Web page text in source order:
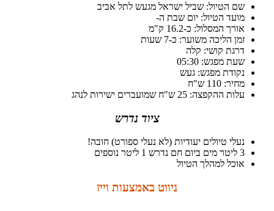
שם הטיול: שביל ישראל מגעש לתל אביב
מועד הטיול: יום שבת ה-
אורך המסלול: כ-16.2 ק"מ
זמן הליכה משוער: כ-7 שעות
דרגת קושי: קלה
שעת מפגש: 05:30
נקודת מפגש: געש
מחיר: 110 ש"ח
עלות ההקפצה: 25 ש"ח שמועברים ישירות לנהג
ציוד נדרש
נעלי טיולים יעודיות (לא נעלי ספורט) חובה!
3 ליטר מים ביום חם נדרש 1 ליטר נוספים
אוכל למהלך הטיול
ניווט באמצעות וייז